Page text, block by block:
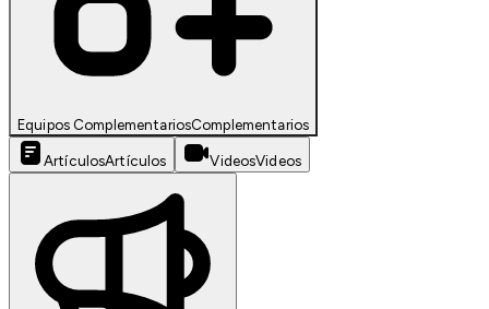
Equipos ComplementariosComplementarios
ArtículosArtículos VideosVideos